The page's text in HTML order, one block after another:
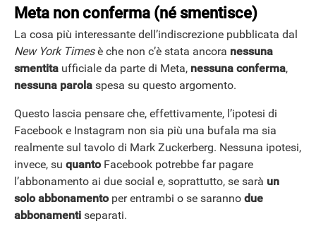
Meta non conferma (né smentisce)
La cosa più interessante dell’indiscrezione pubblicata dal
New York Timesè che non c’è stata ancora nessuna
smentita ufficiale da parte di Meta, nessuna conferma,
nessuna parola spesa su questo argomento.
Questo lascia pensare che, effettivamente, l’ipotesi di
Facebook e Instagram non sia più una bufala ma sia
realmente sul tavolo di Mark Zuckerberg. Nessuna ipotesi,
invece, su quantoFacebook potrebbe far pagare
l’abbonamento ai due social e, soprattutto, se sarà un
solo abbonamentoper entrambi o se saranno due
abbonamenti separati.